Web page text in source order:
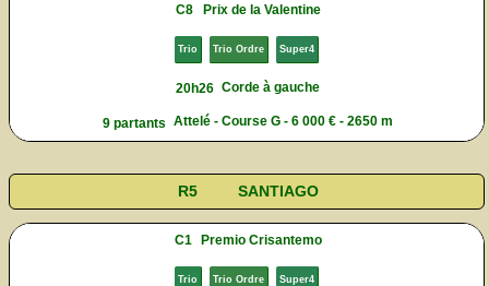
C8 Prix de la Valentine
Trio Trio Ordre Super4
20h26 Corde à gauche
9 partants Attelé - Course G - 6 000 € - 2650 m
R5 SANTIAGO
C1 Premio Crisantemo
Trio Trio Ordre Super4